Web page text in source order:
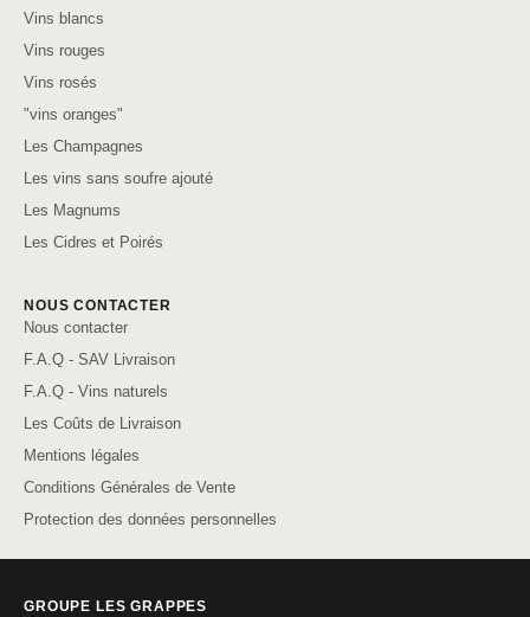
Vins blancs
Vins rouges
Vins rosés
"vins oranges"
Les Champagnes
Les vins sans soufre ajouté
Les Magnums
Les Cidres et Poirés
NOUS CONTACTER
Nous contacter
F.A.Q - SAV Livraison
F.A.Q - Vins naturels
Les Coûts de Livraison
Mentions légales
Conditions Générales de Vente
Protection des données personnelles
GROUPE LES GRAPPES